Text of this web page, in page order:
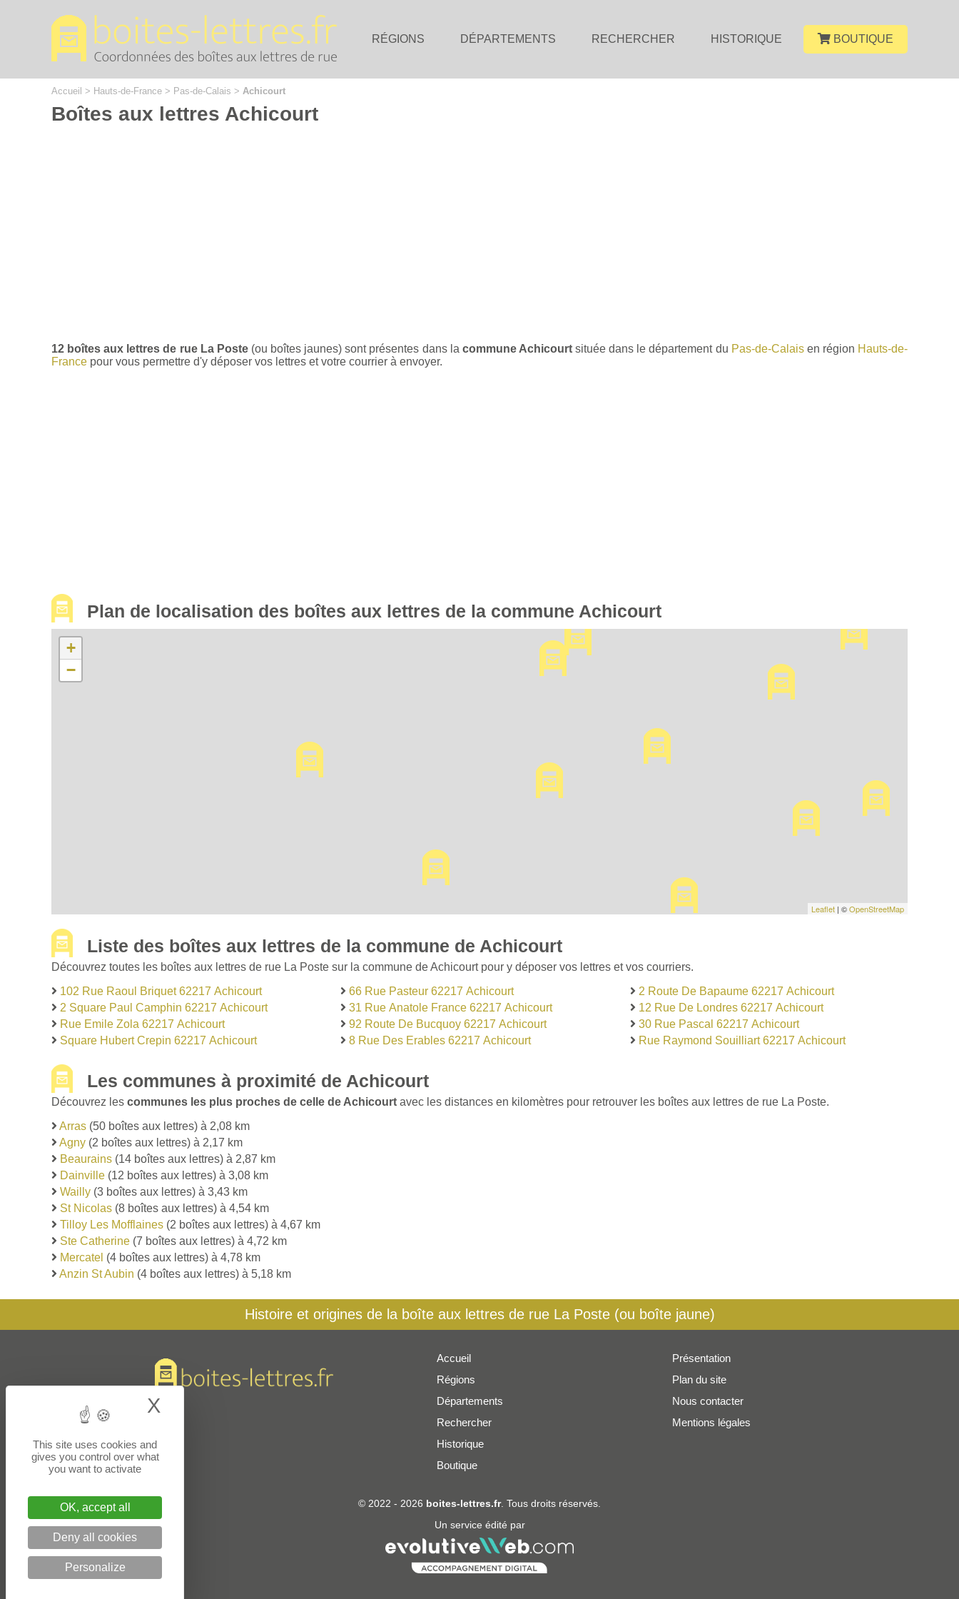
RÉGIONS DÉPARTEMENTS RECHERCHER HISTORIQUE BOUTIQUE
Accueil > Hauts-de-France > Pas-de-Calais > Achicourt
Boîtes aux lettres Achicourt
12 boîtes aux lettres de rue La Poste(ou boîtes jaunes) sont présentes dans la commune Achicourtsituée dans le département du Pas-de-Calaisen région Hauts-de-
France pour vous permettre d'y déposer vos lettres et votre courrier à envoyer.
Plan de localisation des boîtes aux lettres de la commune Achicourt
+
−
Leaflet | ©OpenStreetMap
Liste des boîtes aux lettres de la commune de Achicourt
Découvrez toutes les boîtes aux lettres de rue La Poste sur la commune de Achicourt pour y déposer vos lettres et vos courriers.
102 Rue Raoul Briquet 62217 Achicourt
2 Square Paul Camphin 62217 Achicourt
Rue Emile Zola 62217 Achicourt
Square Hubert Crepin 62217 Achicourt
66 Rue Pasteur 62217 Achicourt
31 Rue Anatole France 62217 Achicourt
92 Route De Bucquoy 62217 Achicourt
8 Rue Des Erables 62217 Achicourt
2 Route De Bapaume 62217 Achicourt
12 Rue De Londres 62217 Achicourt
30 Rue Pascal 62217 Achicourt
Rue Raymond Souilliart 62217 Achicourt
Les communes à proximité de Achicourt
Découvrez les communes les plus proches de celle de Achicourt avec les distances en kilomètres pour retrouver les boîtes aux lettres de rue La Poste.
Arras (50 boîtes aux lettres) à 2,08 km
Agny (2 boîtes aux lettres) à 2,17 km
Beaurains (14 boîtes aux lettres) à 2,87 km
Dainville (12 boîtes aux lettres) à 3,08 km
Wailly (3 boîtes aux lettres) à 3,43 km
St Nicolas (8 boîtes aux lettres) à 4,54 km
Tilloy Les Mofflaines (2 boîtes aux lettres) à 4,67 km
Ste Catherine (7 boîtes aux lettres) à 4,72 km
Mercatel (4 boîtes aux lettres) à 4,78 km
Anzin St Aubin (4 boîtes aux lettres) à 5,18 km
Histoire et origines de la boîte aux lettres de rue La Poste (ou boîte jaune)
Accueil
Régions
Départements
Rechercher
Historique
Boutique
Présentation
Plan du site
Nous contacter
Mentions légales
© 2022 - 2026 boites-lettres.fr. Tous droits réservés.
Un service édité par
This site uses cookies and
gives you control over what
you want to activate
OK, accept all
Deny all cookies
Personalize
X